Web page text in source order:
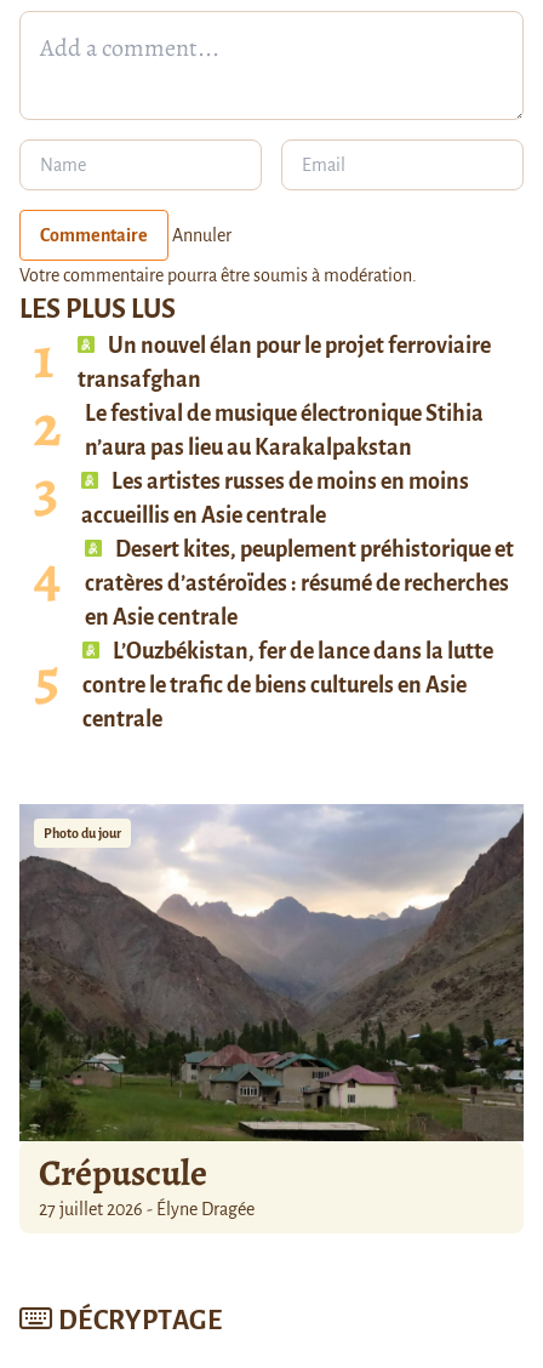
LES PLUS LUS
Un nouvel élan pour le projet ferroviaire
transafghan
Le festival de musique électronique Stihia
n’aura pas lieu au Karakalpakstan
Les artistes russes de moins en moins
accueillis en Asie centrale
Desert kites, peuplement préhistorique et
cratères d’astéroïdes : résumé de recherches
en Asie centrale
L’Ouzbékistan, fer de lance dans la lutte
contre le trafic de biens culturels en Asie
centrale
Photo du jour
Crépuscule
27 juillet 2026 - Élyne Dragée
DÉCRYPTAGE
Commentaire Annuler
Votre commentaire pourra être soumis à modération.